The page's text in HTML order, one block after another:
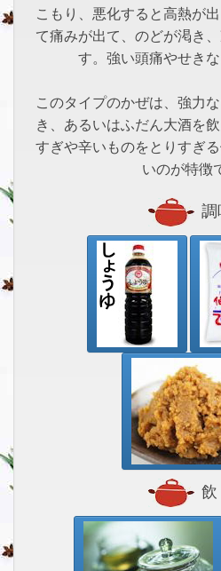
こもり、悪化すると高熱が
て痛みが出て、のどが渇き
す。強い頭痛やせきな
このタイプのかぜは、強力
き、あるいはふだん大酒を
すぎや辛いものをとりすぎ
いのが特徴
調